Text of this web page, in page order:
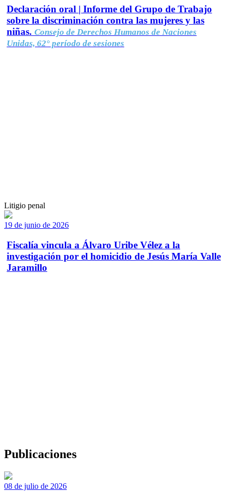
Declaración oral | Informe del Grupo de Trabajo
sobre la discriminación contra las mujeres y las
niñas. Consejo de Derechos Humanos de Naciones
Unidas, 62° período de sesiones
Litigio penal
19 de junio de 2026
Fiscalía vincula a Álvaro Uribe Vélez a la
investigación por el homicidio de Jesús María Valle
Jaramillo
Publicaciones
08 de julio de 2026